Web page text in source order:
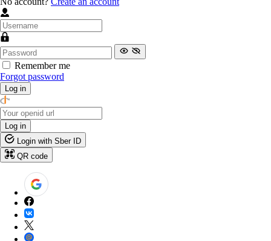
Remember me
Forgot password
Log in
Log in
Login with Sber ID
QR code